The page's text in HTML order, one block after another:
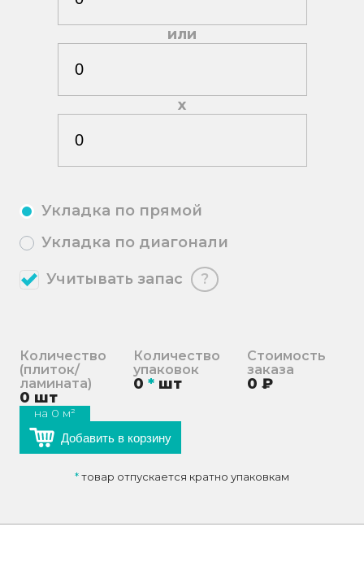
или
х
Укладка по прямой
Укладка по диагонали
Учитывать запас ?
Количество
(плиток/
ламината)
0 шт
на 0 м²
Количество
упаковок
0 * шт
Стоимость
заказа
0 ₽
Добавить в корзину
*товар отпускается кратно упаковкам